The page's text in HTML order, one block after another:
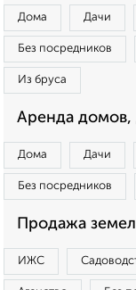
Дома Дачи
Без посредников
Из бруса
Аренда домов,
Дома Дачи
Без посредников
Продажа
ИЖС